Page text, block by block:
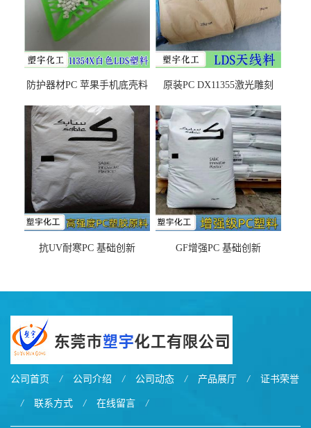
防护器材PC 苹果手机底壳料
之忧
原装PC DX11355激光雕刻
抗UV耐寒PC 基础创新
GF增强PC 基础创新
公司首页 / 公司介绍 / 公司动态 / 产品展厅 / 证书荣誉
/ 联系方式 / 在线留言 /